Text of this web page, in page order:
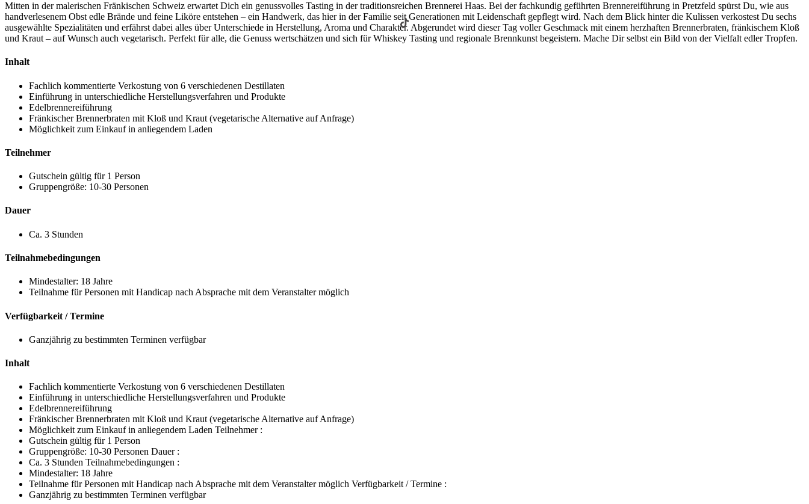
Mitten in der malerischen Fränkischen Schweiz erwartet Dich ein genussvolles Tasting in der traditionsreichen Brennerei Haas. Bei der fachkundig geführten Brennereiführung in Pretzfeld spürst Du, wie aus
handverlesenem Obst edle Brände und feine Liköre entstehen – ein Handwerk, das hier in der Familie seit Generationen mit Leidenschaft gepflegt wird. Nach dem Blick hinter die Kulissen verkostest Du sechs
ausgewählte Spezialitäten und erfährst dabei alles über Unterschiede in Herstellung, Aroma und Charakter. Abgerundet wird dieser Tag voller Geschmack mit einem herzhaften Brennerbraten, fränkischem Kloß
und Kraut – auf Wunsch auch vegetarisch. Perfekt für alle, die Genuss wertschätzen und sich für Whiskey Tasting und regionale Brennkunst begeistern. Mache Dir selbst ein Bild von der Vielfalt edler Tropfen.
Inhalt
Fachlich kommentierte Verkostung von 6 verschiedenen Destillaten
Einführung in unterschiedliche Herstellungsverfahren und Produkte
Edelbrennereiführung
Fränkischer Brennerbraten mit Kloß und Kraut (vegetarische Alternative auf Anfrage)
Möglichkeit zum Einkauf in anliegendem Laden
Teilnehmer
Gutschein gültig für 1 Person
Gruppengröße: 10-30 Personen
Dauer
Ca. 3 Stunden
Teilnahmebedingungen
Mindestalter: 18 Jahre
Teilnahme für Personen mit Handicap nach Absprache mit dem Veranstalter möglich
Verfügbarkeit / Termine
Ganzjährig zu bestimmten Terminen verfügbar
Inhalt
Fachlich kommentierte Verkostung von 6 verschiedenen Destillaten
Einführung in unterschiedliche Herstellungsverfahren und Produkte
Edelbrennereiführung
Fränkischer Brennerbraten mit Kloß und Kraut (vegetarische Alternative auf Anfrage)
Möglichkeit zum Einkauf in anliegendem Laden Teilnehmer :
Gutschein gültig für 1 Person
Gruppengröße: 10-30 Personen Dauer :
Ca. 3 Stunden Teilnahmebedingungen :
Mindestalter: 18 Jahre
Teilnahme für Personen mit Handicap nach Absprache mit dem Veranstalter möglich Verfügbarkeit / Termine :
Ganzjährig zu bestimmten Terminen verfügbar